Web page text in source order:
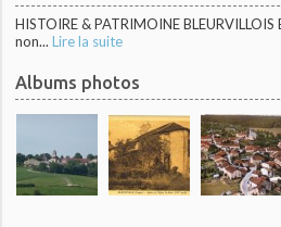
HISTOIRE & PATRIMOINE
non... Lire la suite
Albums photos